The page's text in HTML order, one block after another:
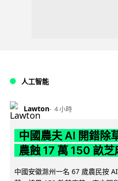
人工智能
Lawton 4 小時
中國農夫 AI 開錯除
農蝕 17 萬 150 畝
中國安徽滁州一名 67 歲農民按